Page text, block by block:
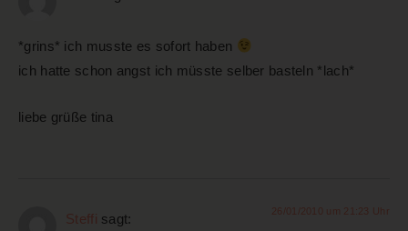
*grins* ich musste es sofort haben
ich hatte schon angst ich müsste selber basteln *lach*
liebe grüße tina
Steffi sagt: 26/01/2010 um 21:23 Uhr